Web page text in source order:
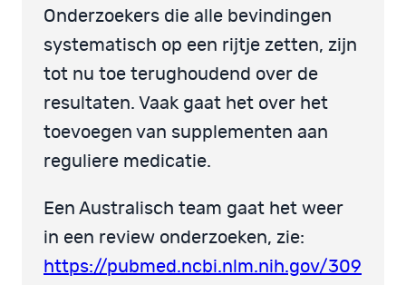
Onderzoekers die alle bevindingen
systematisch op een rijtje zetten, zijn
tot nu toe terughoudend over de
resultaten. Vaak gaat het over het
toevoegen van supplementen aan
reguliere medicatie.
Een Australisch team gaat het weer
in een review onderzoeken, zie:
https://pubmed.ncbi.nlm.nih.gov/309